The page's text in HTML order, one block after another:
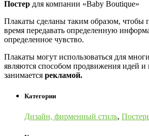
Постер для компании «Baby Boutique»
Плакаты сделаны таким образом, чтобы
время передавать определенную
определенное чувство.
Плакаты могут использоваться для
являются способом продвижения идей и
занимается рекламой.
Категории
Дизайн, фирменный стиль,